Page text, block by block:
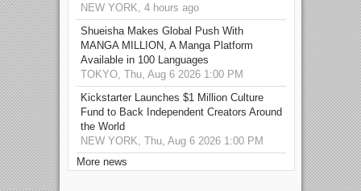
NEW YORK, 4 hours ago
Shueisha Makes Global Push With
MANGA MILLION, A Manga Platform
Available in 100 Languages
TOKYO, Thu, Aug 6 2026 1:00 PM
Kickstarter Launches $1 Million Culture
Fund to Back Independent Creators Around
the World
NEW YORK, Thu, Aug 6 2026 1:00 PM
More news